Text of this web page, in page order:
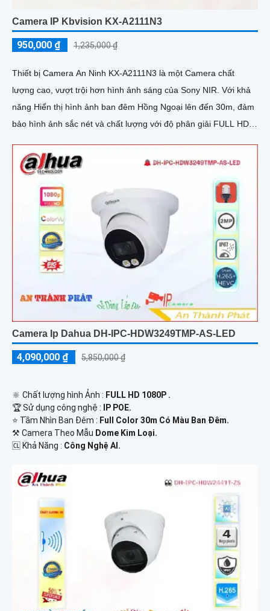
Camera IP Kbvision KX-A2111N3
950,000 ₫ 1,235,000 ₫
Thiết bị Camera An Ninh KX-A2111N3 là một Camera chất
lượng cao, vượt trội hơn hình ảnh sáng của Sony NIR. Với khả
năng Hiển thị hình ảnh ban đêm Hồng Ngoại lên đến 30m, đảm
bảo hình ảnh sắc nét và chất lượng với độ phân giải FULL HD
Camera Ip Dahua DH-IPC-HDW3249TMP-AS-LED
4,090,000 ₫ 5,850,000 ₫
🔆 Chất lượng hình Ảnh : FULL HD 1080P .
🏆 Sử dụng công nghệ : IP POE.
⭐ Tầm Nhìn Ban Đêm : Full Color 30m Có Màu Ban Đêm.
⚒ Camera Theo Mẫu Dome Kim Loại.
️🆑 Khả Năng : Công Nghệ AI.